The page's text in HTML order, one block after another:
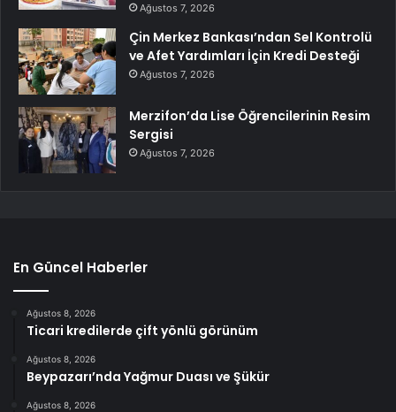
Ağustos 7, 2026
Çin Merkez Bankası’ndan Sel Kontrolü
ve Afet Yardımları İçin Kredi Desteği
Ağustos 7, 2026
Merzifon’da Lise Öğrencilerinin Resim
Sergisi
Ağustos 7, 2026
En Güncel Haberler
Ağustos 8, 2026
Ticari kredilerde çift yönlü görünüm
Ağustos 8, 2026
Beypazarı’nda Yağmur Duası ve Şükür
Ağustos 8, 2026